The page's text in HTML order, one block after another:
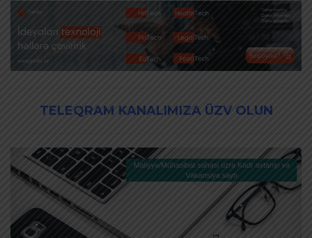
TELEQRAM KANALIMIZA ÜZV OLUN